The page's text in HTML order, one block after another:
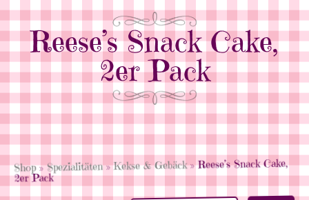
Reese’s Snack Cake,
2er Pack
Shop»Spezialitäten»Kekse & Gebäck» Reese’s Snack Cake,
2er Pack